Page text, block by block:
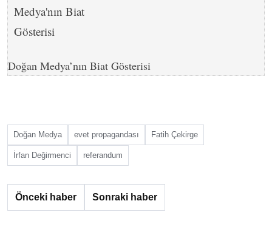
Doğan Medya’nın Biat Gösterisi
Doğan Medya evet propagandası Fatih Çekirge
İrfan Değirmenci referandum
Önceki haber Sonraki haber